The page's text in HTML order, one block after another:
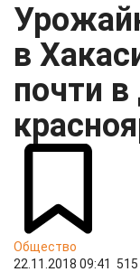
в
почти
Общество
22.11.2018 09:41
515